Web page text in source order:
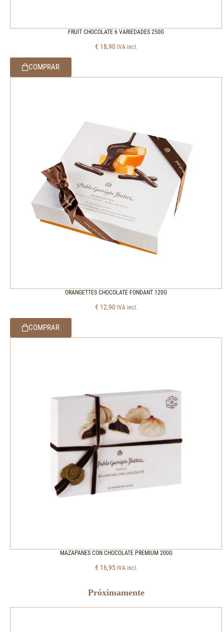
FRUIT CHOCOLATE 6 VARIEDADES 250G
€ 18,90 IVA incl.
COMPRAR
ORANGETTES CHOCOLATE FONDANT 120G
€ 12,90 IVA incl.
COMPRAR
MAZAPANES CON CHOCOLATE PREMIUM 200G
€ 16,95 IVA incl.
Próximamente